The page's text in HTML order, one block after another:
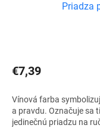
Priadza
€7,39
Vínová farba
a pravdu. Označuje sa
jedinečnú priadzu na